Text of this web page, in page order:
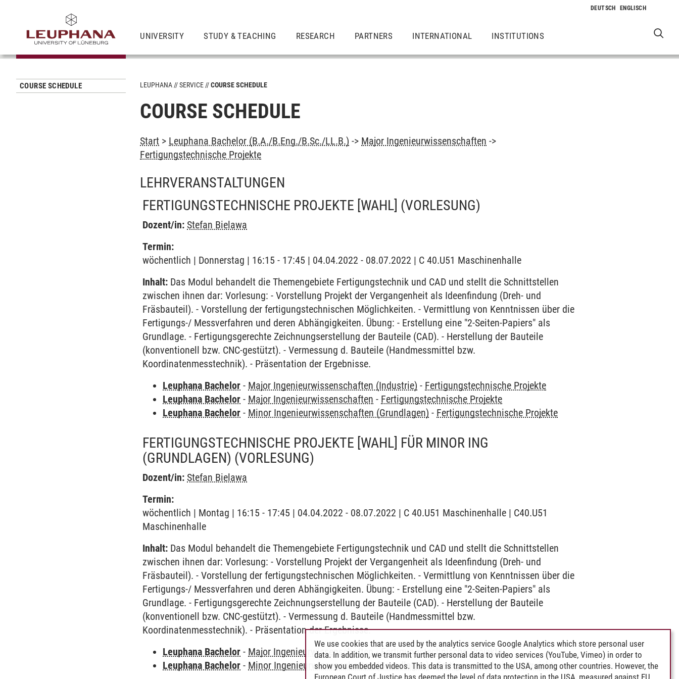
UNIVERSITY STUDY & TEACHING RESEARCH PARTNERS INTERNATIONAL INSTITUTIONS
COURSE SCHEDULE LEUPHANA SERVICE COURSE SCHEDULE
COURSE SCHEDULE
Start > Leuphana Bachelor (B.A./B.Eng./B.Sc./LL.B.) -> Major Ingenieurwissenschaften ->
Fertigungstechnische Projekte
LEHRVERANSTALTUNGEN
FERTIGUNGSTECHNISCHE PROJEKTE [WAHL] (VORLESUNG)
Dozent/in: Stefan Bielawa
Termin:
wöchentlich | Donnerstag | 16:15 - 17:45 | 04.04.2022 - 08.07.2022 | C 40.U51 Maschinenhalle
Inhalt: Das Modul behandelt die Themengebiete Fertigungstechnik und CAD und stellt die Schnittstellen
zwischen ihnen dar: Vorlesung: - Vorstellung Projekt der Vergangenheit als Ideenfindung (Dreh- und
Fräsbauteil). - Vorstellung der fertigungstechnischen Möglichkeiten. - Vermittlung von Kenntnissen über die
Fertigungs-/ Messverfahren und deren Abhängigkeiten. Übung: - Erstellung eine "2-Seiten-Papiers" als
Grundlage. - Fertigungsgerechte Zeichnungserstellung der Bauteile (CAD). - Herstellung der Bauteile
(konventionell bzw. CNC-gestützt). - Vermessung d. Bauteile (Handmessmittel bzw.
Koordinatenmesstechnik). - Präsentation der Ergebnisse.
Leuphana Bachelor - Major Ingenieurwissenschaften (Industrie) - Fertigungstechnische Projekte
Leuphana Bachelor - Major Ingenieurwissenschaften - Fertigungstechnische Projekte
Leuphana Bachelor - Minor Ingenieurwissenschaften (Grundlagen) - Fertigungstechnische Projekte
FERTIGUNGSTECHNISCHE PROJEKTE [WAHL] FÜR MINOR ING
(GRUNDLAGEN) (VORLESUNG)
Dozent/in: Stefan Bielawa
Termin:
wöchentlich | Montag | 16:15 - 17:45 | 04.04.2022 - 08.07.2022 | C 40.U51 Maschinenhalle | C40.U51
Maschinenhalle
Inhalt: Das Modul behandelt die Themengebiete Fertigungstechnik und CAD und stellt die Schnittstellen
zwischen ihnen dar: Vorlesung: - Vorstellung Projekt der Vergangenheit als Ideenfindung (Dreh- und
Fräsbauteil). - Vorstellung der fertigungstechnischen Möglichkeiten. - Vermittlung von Kenntnissen über die
Fertigungs-/ Messverfahren und deren Abhängigkeiten. Übung: - Erstellung eine "2-Seiten-Papiers" als
Grundlage. - Fertigungsgerechte Zeichnungserstellung der Bauteile (CAD). - Herstellung der Bauteile
(konventionell bzw. CNC-gestützt). - Vermessung d. Bauteile (Handmessmittel bzw.
Koordinatenmesstechnik). - Präsentation der Ergebnisse.
Leuphana Bachelor - Major Ingenieurwissenschaften-Fertigungstechnische Projekte
Leuphana Bachelor - Minor Ingenieurwissenschaften (Grundlagen)-Fertigungstechnische Projekte
We use cookies that are used by the analytics service Google Analytics which store personal user
data. In addition, we transmit further personal data to video services (YouTube, Vimeo) in order to
show you embedded videos. This data is transmitted to the USA, among other countries. However, the
European Court of Justice has deemed the level of data protection in the USA, measured against EU